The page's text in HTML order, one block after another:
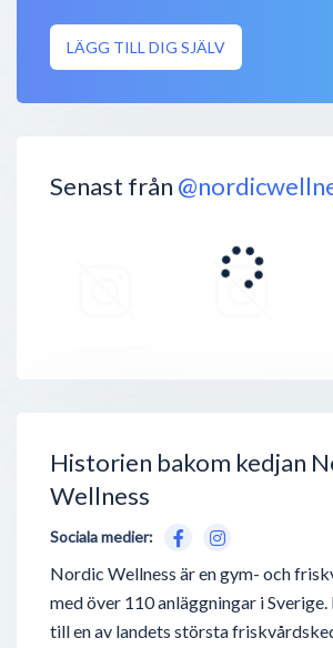
LÄGG TILL DIG SJÄLV
Senast från
Historien bakom kedjan
Wellness
Sociala medier:
Nordic Wellness är en gym- och
med över 110 anläggningar i
till en av landets största